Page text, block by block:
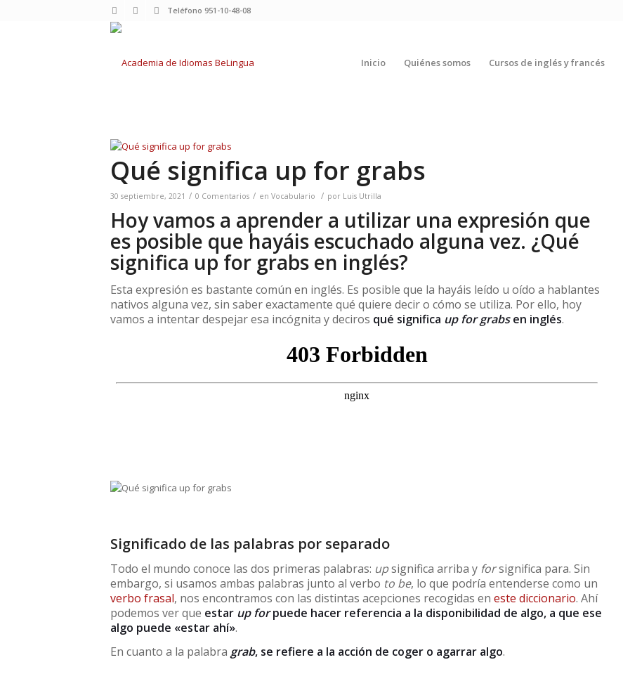
Teléfono 951-10-48-08
Inicio Quiénes somos Cursos de inglés y francés
Qué significa up for grabs
30 septiembre, 2021 / 0 Comentarios / en Vocabulario / por Luis Utrilla
Hoy vamos a aprender a utilizar una expresión que
es posible que hayáis escuchado alguna vez. ¿Qué
significa up for grabs en inglés?
Esta expresión es bastante común en inglés. Es posible que la hayáis leído u oído a hablantes
nativos alguna vez, sin saber exactamente qué quiere decir o cómo se utiliza. Por ello, hoy
vamos a intentar despejar esa incógnita y deciros qué significa up for grabsen inglés.
Significado de las palabras por separado
Todo el mundo conoce las dos primeras palabras: upsignifica arriba y forsignifica para. Sin
embargo, si usamos ambas palabras junto al verbo to be, lo que podría entenderse como un
verbo frasal, nos encontramos con las distintas acepciones recogidas en este diccionario. Ahí
podemos ver que estar up forpuede hacer referencia a la disponibilidad de algo, a que ese
algo puede «estar ahí».
En cuanto a la palabra grab, se refiere a la acción de coger o agarrar algo.